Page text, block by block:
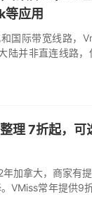
应用
国际带宽线路，
陆并非直连线路
理 7折起，
加拿大，商家有
VMiss常年提供9